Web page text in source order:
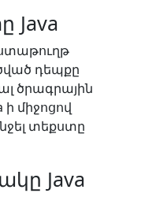
Java
դեպքը
ծրագրային
ի միջոցով
տեքստը
Java